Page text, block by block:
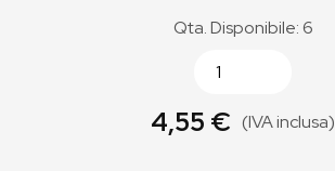
Qta. Disponibile: 6
4,55 € (IVA inclusa)